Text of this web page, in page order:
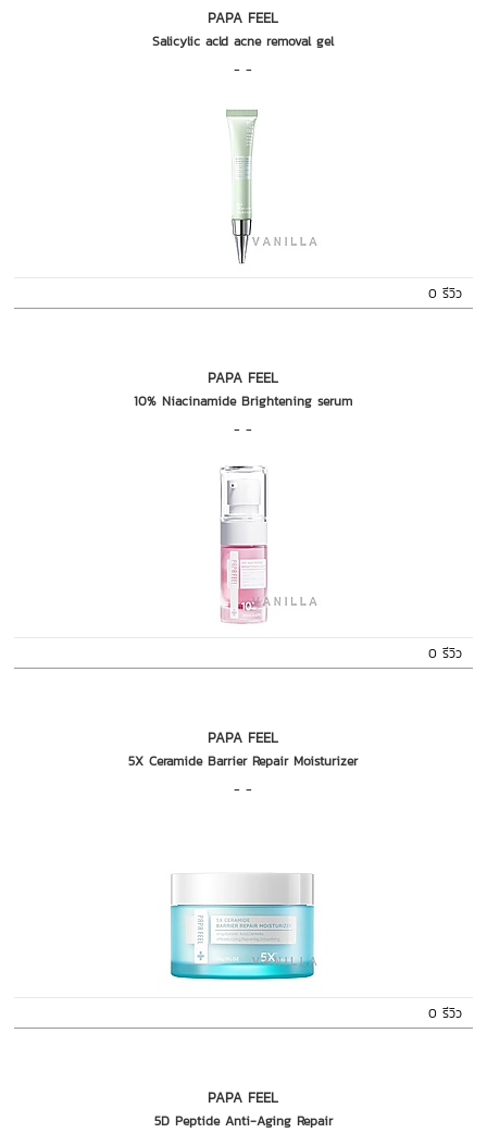
PAPA FEEL
Salicylic acld acne removal gel
- -
0 รีวิว
PAPA FEEL
10% Niacinamide Brightening serum
- -
0 รีวิว
PAPA FEEL
5X Ceramide Barrier Repair Moisturizer
- -
0 รีวิว
PAPA FEEL
5D Peptide Anti-Aging Repair